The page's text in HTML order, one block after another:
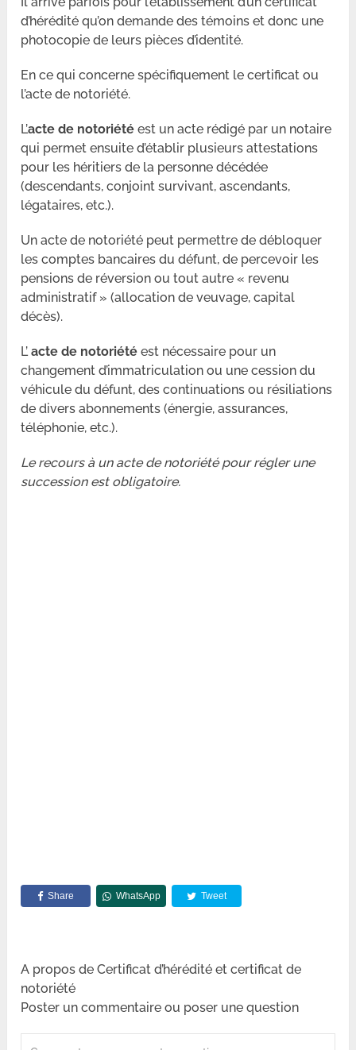
d’hérédité qu’on demande des témoins et donc une
photocopie de leurs pièces d’identité.
En ce qui concerne spécifiquement le certificat ou
l’acte de notoriété.
L’acte de notoriété est un acte rédigé par un notaire
qui permet ensuite d’établir plusieurs attestations
pour les héritiers de la personne décédée
(descendants, conjoint survivant, ascendants,
légataires, etc.).
Un acte de notoriété peut permettre de débloquer
les comptes bancaires du défunt, de percevoir les
pensions de réversion ou tout autre « revenu
administratif » (allocation de veuvage, capital
décès).
L’acte de notoriété est nécessaire pour un
changement d’immatriculation ou une cession du
véhicule du défunt, des continuations ou résiliations
de divers abonnements (énergie, assurances,
téléphonie, etc.).
Le recours à un acte de notoriété pour régler une
succession est obligatoire.
Share WhatsApp Tweet
A propos de Certificat d’hérédité et certificat de
notoriété
Poster un commentaire ou poser une question